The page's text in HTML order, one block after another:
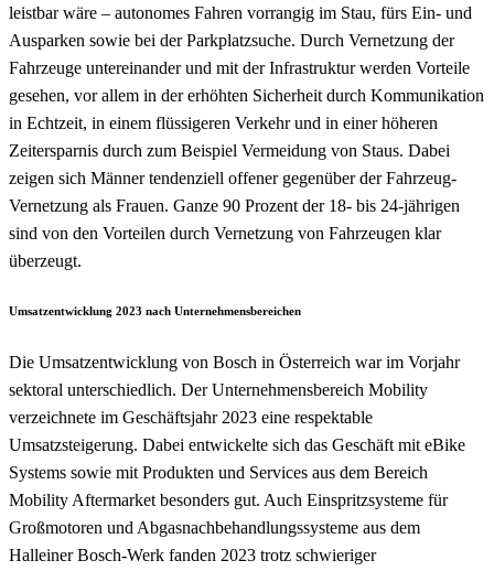
leistbar wäre – autonomes Fahren vorrangig im Stau, fürs Ein- und
Ausparken sowie bei der Parkplatzsuche. Durch Vernetzung der
Fahrzeuge untereinander und mit der Infrastruktur werden Vorteile
gesehen, vor allem in der erhöhten Sicherheit durch Kommunikation
in Echtzeit, in einem flüssigeren Verkehr und in einer höheren
Zeitersparnis durch zum Beispiel Vermeidung von Staus. Dabei
zeigen sich Männer tendenziell offener gegenüber der Fahrzeug-
Vernetzung als Frauen. Ganze 90 Prozent der 18- bis 24-jährigen
sind von den Vorteilen durch Vernetzung von Fahrzeugen klar
überzeugt.
Umsatzentwicklung 2023 nach Unternehmensbereichen
Die Umsatzentwicklung von Bosch in Österreich war im Vorjahr
sektoral unterschiedlich. Der Unternehmensbereich Mobility
verzeichnete im Geschäftsjahr 2023 eine respektable
Umsatzsteigerung. Dabei entwickelte sich das Geschäft mit eBike
Systems sowie mit Produkten und Services aus dem Bereich
Mobility Aftermarket besonders gut. Auch Einspritzsysteme für
Großmotoren und Abgasnachbehandlungssysteme aus dem
Halleiner Bosch-Werk fanden 2023 trotz schwieriger